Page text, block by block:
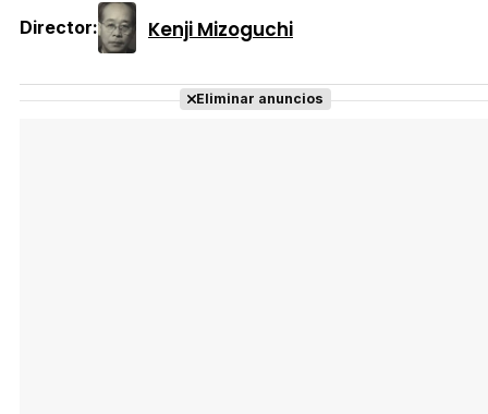
Director: Kenji Mizoguchi
Eliminar anuncios